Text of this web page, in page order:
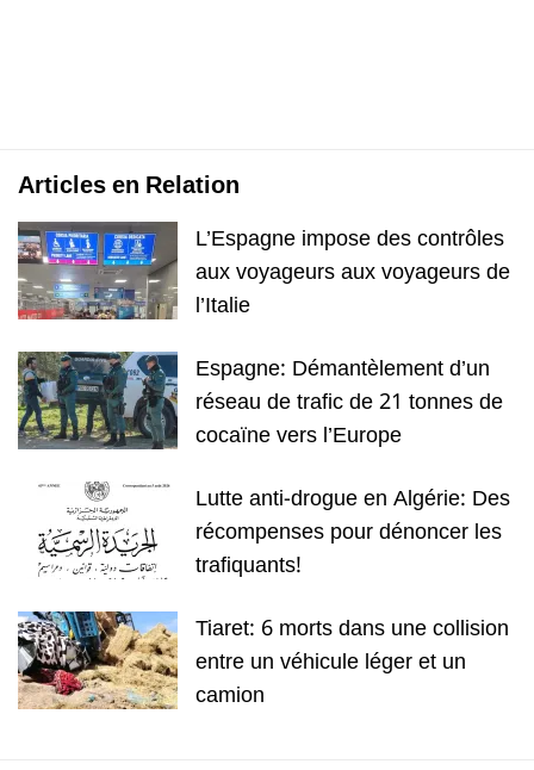
Articles en Relation
L’Espagne impose des contrôles
aux voyageurs aux voyageurs de
l’Italie
Espagne: Démantèlement d’un
réseau de trafic de 21 tonnes de
cocaïne vers l’Europe
Lutte anti-drogue en Algérie: Des
récompenses pour dénoncer les
trafiquants!
Tiaret: 6 morts dans une collision
entre un véhicule léger et un
camion